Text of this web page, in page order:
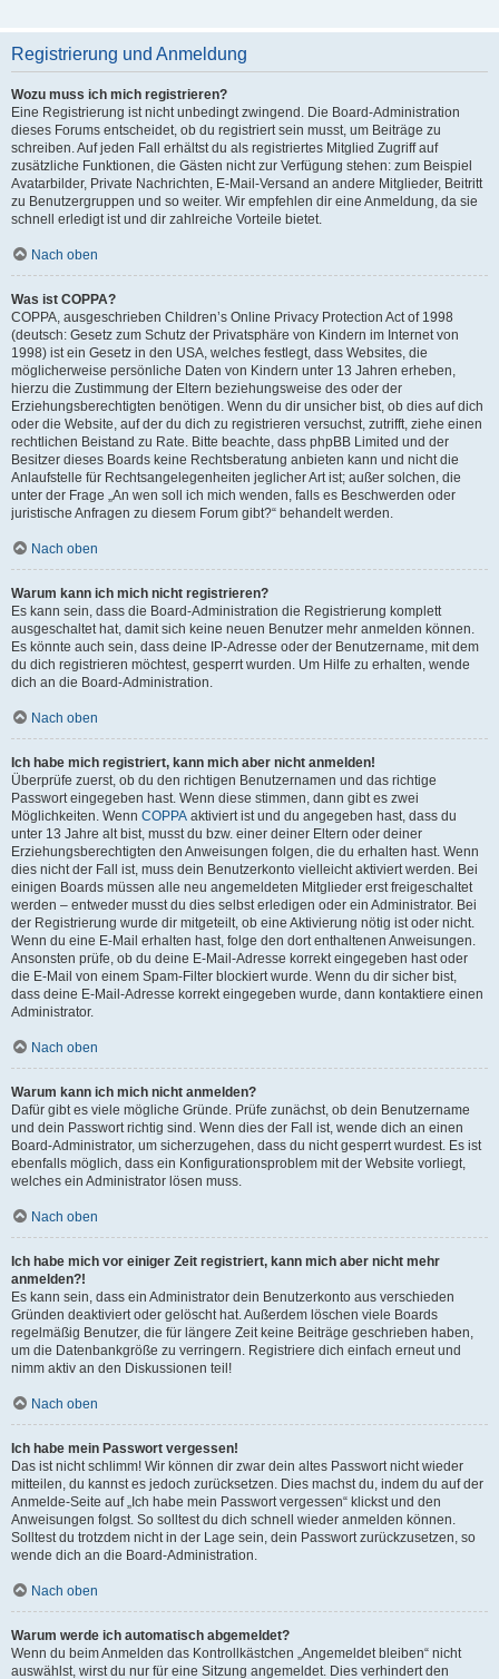
Registrierung und Anmeldung
Wozu muss ich mich registrieren?
Eine Registrierung ist nicht unbedingt zwingend. Die Board-Administration
dieses Forums entscheidet, ob du registriert sein musst, um Beiträge zu
schreiben. Auf jeden Fall erhältst du als registriertes Mitglied Zugriff auf
zusätzliche Funktionen, die Gästen nicht zur Verfügung stehen: zum Beispiel
Avatarbilder, Private Nachrichten, E-Mail-Versand an andere Mitglieder, Beitritt
zu Benutzergruppen und so weiter. Wir empfehlen dir eine Anmeldung, da sie
schnell erledigt ist und dir zahlreiche Vorteile bietet.
Nach oben
Was ist COPPA?
COPPA, ausgeschrieben Children’s Online Privacy Protection Act of 1998
(deutsch: Gesetz zum Schutz der Privatsphäre von Kindern im Internet von
1998) ist ein Gesetz in den USA, welches festlegt, dass Websites, die
möglicherweise persönliche Daten von Kindern unter 13 Jahren erheben,
hierzu die Zustimmung der Eltern beziehungsweise des oder der
Erziehungsberechtigten benötigen. Wenn du dir unsicher bist, ob dies auf dich
oder die Website, auf der du dich zu registrieren versuchst, zutrifft, ziehe einen
rechtlichen Beistand zu Rate. Bitte beachte, dass phpBB Limited und der
Besitzer dieses Boards keine Rechtsberatung anbieten kann und nicht die
Anlaufstelle für Rechtsangelegenheiten jeglicher Art ist; außer solchen, die
unter der Frage „An wen soll ich mich wenden, falls es Beschwerden oder
juristische Anfragen zu diesem Forum gibt?“ behandelt werden.
Nach oben
Warum kann ich mich nicht registrieren?
Es kann sein, dass die Board-Administration die Registrierung komplett
ausgeschaltet hat, damit sich keine neuen Benutzer mehr anmelden können.
Es könnte auch sein, dass deine IP-Adresse oder der Benutzername, mit dem
du dich registrieren möchtest, gesperrt wurden. Um Hilfe zu erhalten, wende
dich an die Board-Administration.
Nach oben
Ich habe mich registriert, kann mich aber nicht anmelden!
Überprüfe zuerst, ob du den richtigen Benutzernamen und das richtige
Passwort eingegeben hast. Wenn diese stimmen, dann gibt es zwei
Möglichkeiten. Wenn COPPA aktiviert ist und du angegeben hast, dass du
unter 13 Jahre alt bist, musst du bzw. einer deiner Eltern oder deiner
Erziehungsberechtigten den Anweisungen folgen, die du erhalten hast. Wenn
dies nicht der Fall ist, muss dein Benutzerkonto vielleicht aktiviert werden. Bei
einigen Boards müssen alle neu angemeldeten Mitglieder erst freigeschaltet
werden – entweder musst du dies selbst erledigen oder ein Administrator. Bei
der Registrierung wurde dir mitgeteilt, ob eine Aktivierung nötig ist oder nicht.
Wenn du eine E-Mail erhalten hast, folge den dort enthaltenen Anweisungen.
Ansonsten prüfe, ob du deine E-Mail-Adresse korrekt eingegeben hast oder
die E-Mail von einem Spam-Filter blockiert wurde. Wenn du dir sicher bist,
dass deine E-Mail-Adresse korrekt eingegeben wurde, dann kontaktiere einen
Administrator.
Nach oben
Warum kann ich mich nicht anmelden?
Dafür gibt es viele mögliche Gründe. Prüfe zunächst, ob dein Benutzername
und dein Passwort richtig sind. Wenn dies der Fall ist, wende dich an einen
Board-Administrator, um sicherzugehen, dass du nicht gesperrt wurdest. Es ist
ebenfalls möglich, dass ein Konfigurationsproblem mit der Website vorliegt,
welches ein Administrator lösen muss.
Nach oben
Ich habe mich vor einiger Zeit registriert, kann mich aber nicht mehr
anmelden?!
Es kann sein, dass ein Administrator dein Benutzerkonto aus verschieden
Gründen deaktiviert oder gelöscht hat. Außerdem löschen viele Boards
regelmäßig Benutzer, die für längere Zeit keine Beiträge geschrieben haben,
um die Datenbankgröße zu verringern. Registriere dich einfach erneut und
nimm aktiv an den Diskussionen teil!
Nach oben
Ich habe mein Passwort vergessen!
Das ist nicht schlimm! Wir können dir zwar dein altes Passwort nicht wieder
mitteilen, du kannst es jedoch zurücksetzen. Dies machst du, indem du auf der
Anmelde-Seite auf „Ich habe mein Passwort vergessen“ klickst und den
Anweisungen folgst. So solltest du dich schnell wieder anmelden können.
Solltest du trotzdem nicht in der Lage sein, dein Passwort zurückzusetzen, so
wende dich an die Board-Administration.
Nach oben
Warum werde ich automatisch abgemeldet?
Wenn du beim Anmelden das Kontrollkästchen „Angemeldet bleiben“ nicht
auswählst, wirst du nur für eine Sitzung angemeldet. Dies verhindert den